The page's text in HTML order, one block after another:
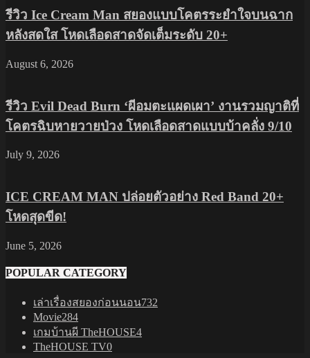
รีวิว Ice Cream Man สยองแบบโคตรระยำใจบนฉาก
หลังสดใส โหดเลือดสาดจัดเต็มระดับ 20+
August 6, 2026
รีวิว Evil Dead Burn ‘ผีอมตะแผดเผา’ งานรวมญาติที่
โคตรฉิบหายวายป่วง โหดเลือดสาดแบบบ้าคลั่ง 9/10
July 9, 2026
ICE CREAM MAN ปล่อยตัวอย่าง Red Band 20+
โหดสุดขีด!
June 5, 2026
POPULAR CATEGORY
เล่าเรื่องสยองก่อนนอน732
Movie284
เกมบ้านผี TheHOUSE4
TheHOUSE TV0